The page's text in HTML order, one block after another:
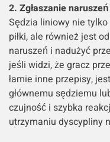
2. Zgłaszanie
Sędzia liniowy nie
piłki, ale również jest
naruszeń i nadużyć
jeśli widzi, że gracz
łamie inne przepisy,
głównemu sędziemu
czujność i szybka
utrzymaniu dyscypliny